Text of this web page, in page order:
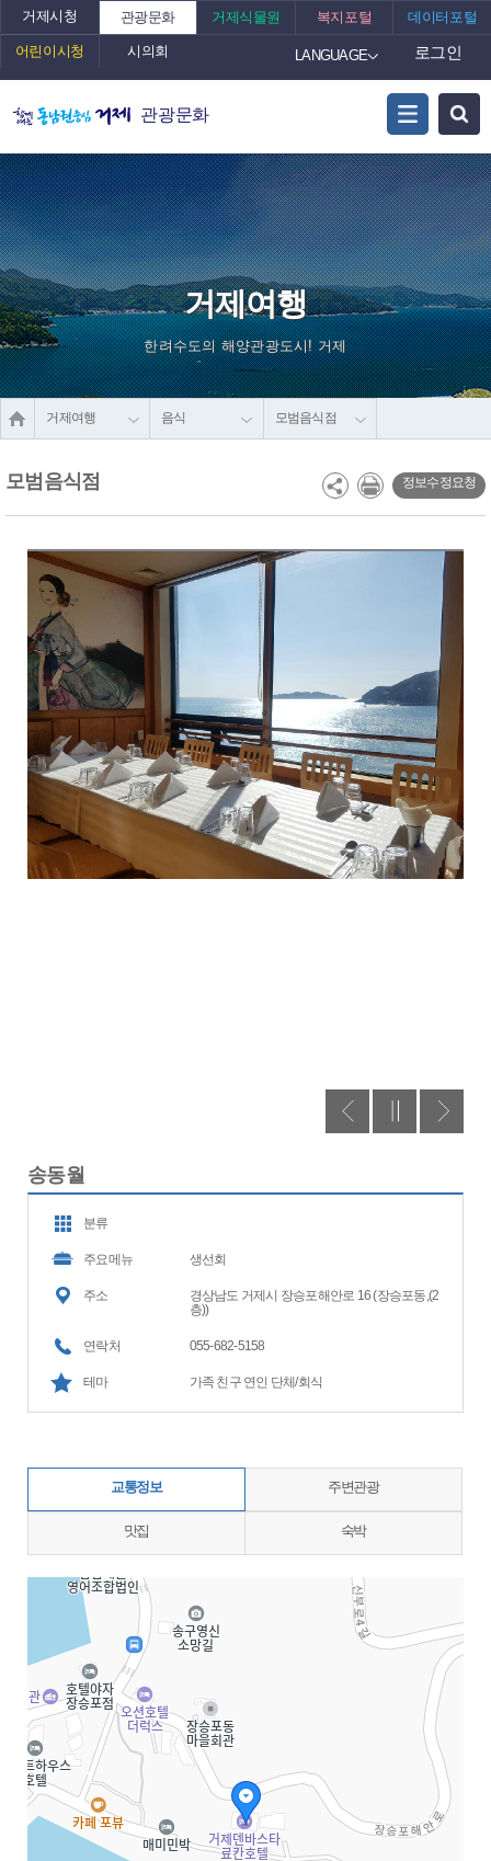
거제시청 관광문화 거제식물원 복지포털 데이터포털
어린이시청 시의회 LANGUAGE 로그인
관광문화
거제여행
한려수도의 해양관광도시! 거제
거제여행 음식 모범음식점
모범음식점 정보수정요청
송동월
분류
주요메뉴 생선회
주소
경상남도 거제시 장승포해안로 16 (장승포동,(2
층))
연락처 055-682-5158
테마 가족 친구 연인 단체/회식
교통정보 주변관광
맛집 숙박
지도삽입 (가로100%)